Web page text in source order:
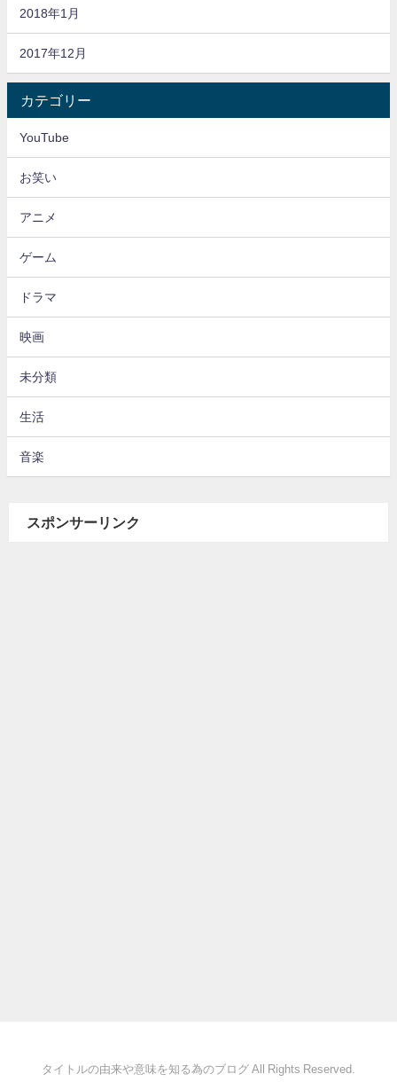
2018年1月
2017年12月
カテゴリー
YouTube
お笑い
アニメ
ゲーム
ドラマ
映画
未分類
生活
音楽
スポンサーリンク
タイトルの由来や意味を知る為のブログ All Rights Reserved.